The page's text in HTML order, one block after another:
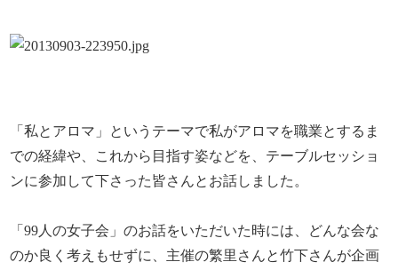
「私とアロマ」というテーマで私がアロマを職業とするま
での経緯や、これから目指す姿などを、テーブルセッショ
ンに参加して下さった皆さんとお話しました。
「99人の女子会」のお話をいただいた時には、どんな会な
のか良く考えもせずに、主催の繁里さんと竹下さんが企画